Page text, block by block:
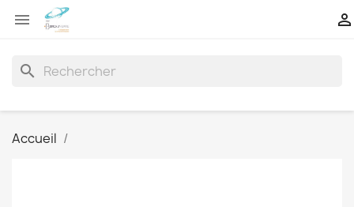
 
search
Accueil